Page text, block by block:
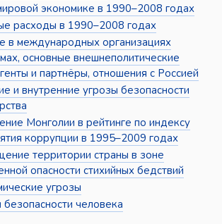
экономике в 1990–2008 годах
расходы в 1990–2008 годах
в международных организациях
основные внешнеполитические
и партнёры, отношения с Россией
и внутренние угрозы безопасности
Монголии в рейтинге по индексу
коррупции в 1995–2009 годах
территории страны в зоне
опасности стихийных бедствий
угрозы
безопасности человека